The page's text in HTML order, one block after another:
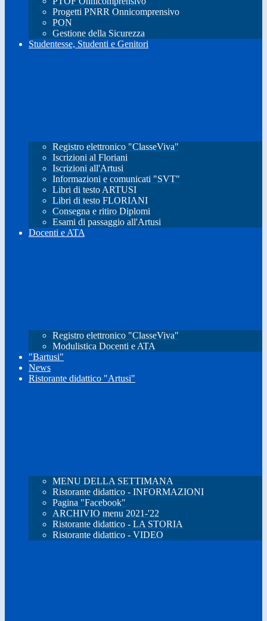
Progetti PNRR Onnicomprensivo
PON
Gestione della Sicurezza
Studentesse, Studenti e Genitori
Registro elettronico "ClasseViva"
Iscrizioni al Floriani
Iscrizioni all'Artusi
Informazioni e comunicati "SVT"
Libri di testo ARTUSI
Libri di testo FLORIANI
Consegna e ritiro Diplomi
Esami di passaggio all'Artusi
Docenti e ATA
Registro elettronico "ClasseViva"
Modulistica Docenti e ATA
"Bartusi"
News
Ristorante didattico "Artusi"
MENU DELLA SETTIMANA
Ristorante didattico - INFORMAZIONI
Pagina "Facebook"
ARCHIVIO menu 2021-'22
Ristorante didattico - LA STORIA
Ristorante didattico - VIDEO